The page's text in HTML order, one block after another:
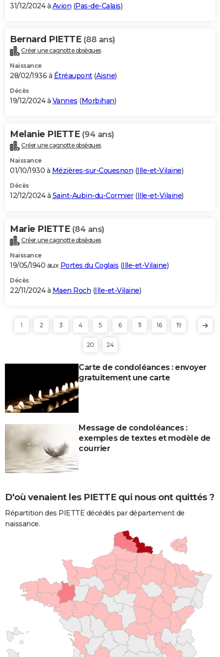
31/12/2024 à Avion (Pas-de-Calais)
Bernard PIETTE (88 ans)
Créer une cagnotte obsèques
Naissance
28/02/1936 à Étréaupont(Aisne)
Décès
19/12/2024 à Vannes (Morbihan)
Melanie PIETTE (94 ans)
Créer une cagnotte obsèques
Naissance
01/10/1930 à Mézières-sur-Couesnon (Ille-et-Vilaine)
Décès
12/12/2024 à Saint-Aubin-du-Cormier(Ille-et-Vilaine)
Marie PIETTE (84 ans)
Créer une cagnotte obsèques
Naissance
19/05/1940 aux Portes du Coglais (Ille-et-Vilaine)
Décès
22/11/2024 à Maen Roch (Ille-et-Vilaine)
1 2 3 4 5 6 11 16 19
20 24
Carte de condoléances : envoyer
gratuitement une carte
Message de condoléances :
exemples de textes et modèle de
courrier
D'où venaient les PIETTE qui nous ont quittés ?
Répartition des PIETTE décédés par département de
naissance.